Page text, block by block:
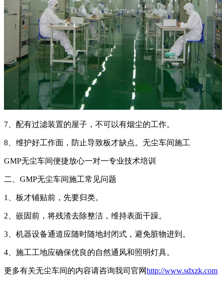
7、配有过滤装置的屋子，不可以有烟尘的工作。
8、维护好工作面，防止导致板才缺点。无尘车间施工
GMP无尘车间便捷放心一对一专业技术培训
二、GMP无尘车间施工常见问题
1、板才铺贴前，先要归类。
2、嵌固前，将残渣去除整洁，维持表面干躁。
3、机器设备通道应随时随地封闭式，避免脏物进到。
4、施工工地应确保优良的自然通风和照明灯具。
更多有关无尘车间的内容请咨询我司官网http://www.sdxzk.com